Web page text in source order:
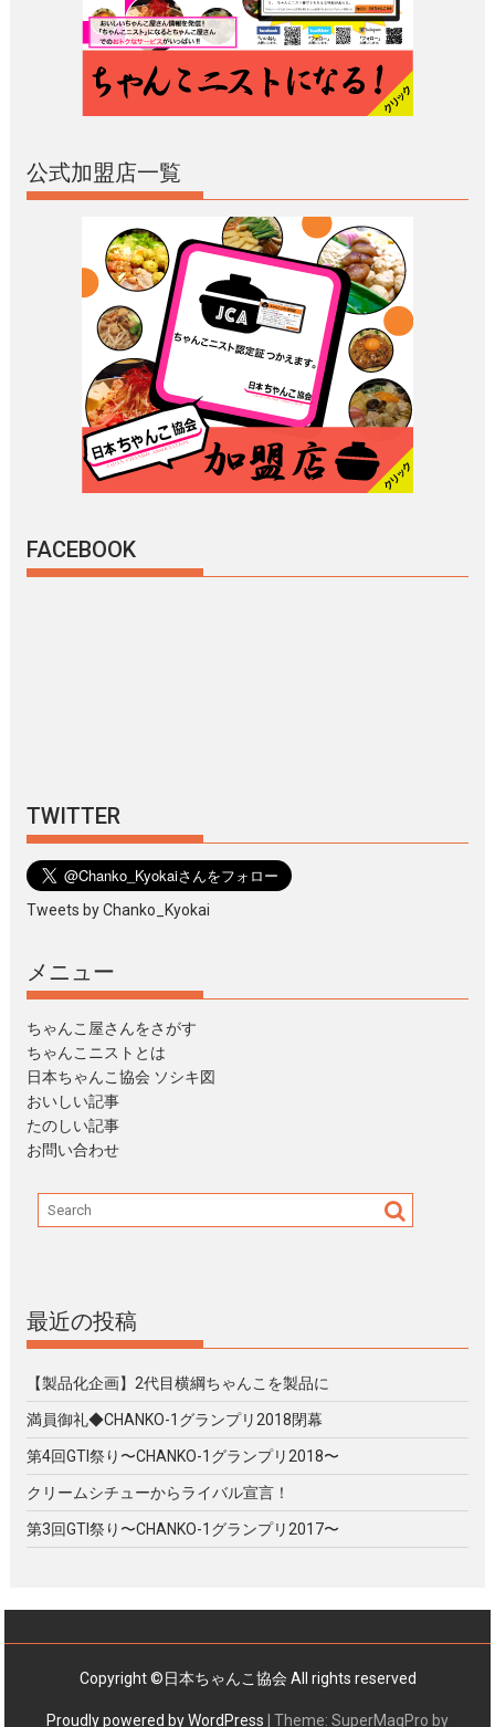
公式加盟店一覧
FACEBOOK
TWITTER
Tweets by Chanko_Kyokai
メニュー
ちゃんこ屋さんをさがす
ちゃんこニストとは
日本ちゃんこ協会 ソシキ図
おいしい記事
たのしい記事
お問い合わせ
最近の投稿
【製品化企画】2代目横綱ちゃんこを製品に
満員御礼◆CHANKO-1グランプリ2018閉幕
第4回GTI祭り〜CHANKO-1グランプリ2018〜
クリームシチューからライバル宣言！
第3回GTI祭り〜CHANKO-1グランプリ2017〜
Copyright ©日本ちゃんこ協会 All rights reserved
Proudly powered by WordPress Theme: SuperMagPro by